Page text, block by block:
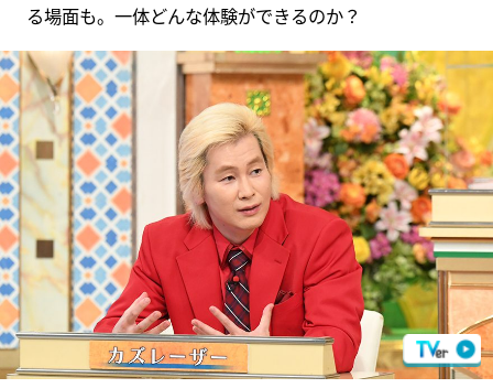
る場面も。一体どんな体験ができるのか？